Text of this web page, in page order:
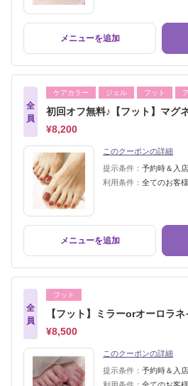
メニューを追加
全
員
ケアカラー ジェル フット
初回オフ無料♪【フット】マグ
¥8,200
このクーポンの詳細
提示条件： 予約時＆入
利用条件： 全てのお客様
メニューを追加
全
員
フット
【フット】ミラーorオーロラネ
¥8,500
このクーポンの詳細
提示条件： 予約時＆入